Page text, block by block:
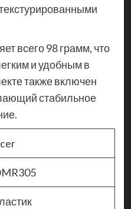
всего 98 грамм, что
и удобным в
также включен
стабильное